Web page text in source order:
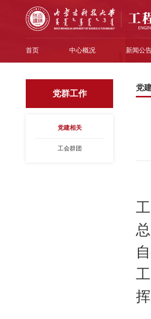
首页 中心概况 新闻公
党群工作
党建相关
工会群团
党